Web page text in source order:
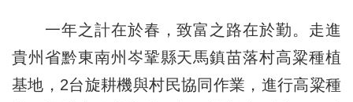
一年之計在於春，致富之路在於勤。走進
貴州省黔東南州岑鞏縣天馬鎮苗落村高粱種植
基地，2台旋耕機與村民協同作業，進行高粱種